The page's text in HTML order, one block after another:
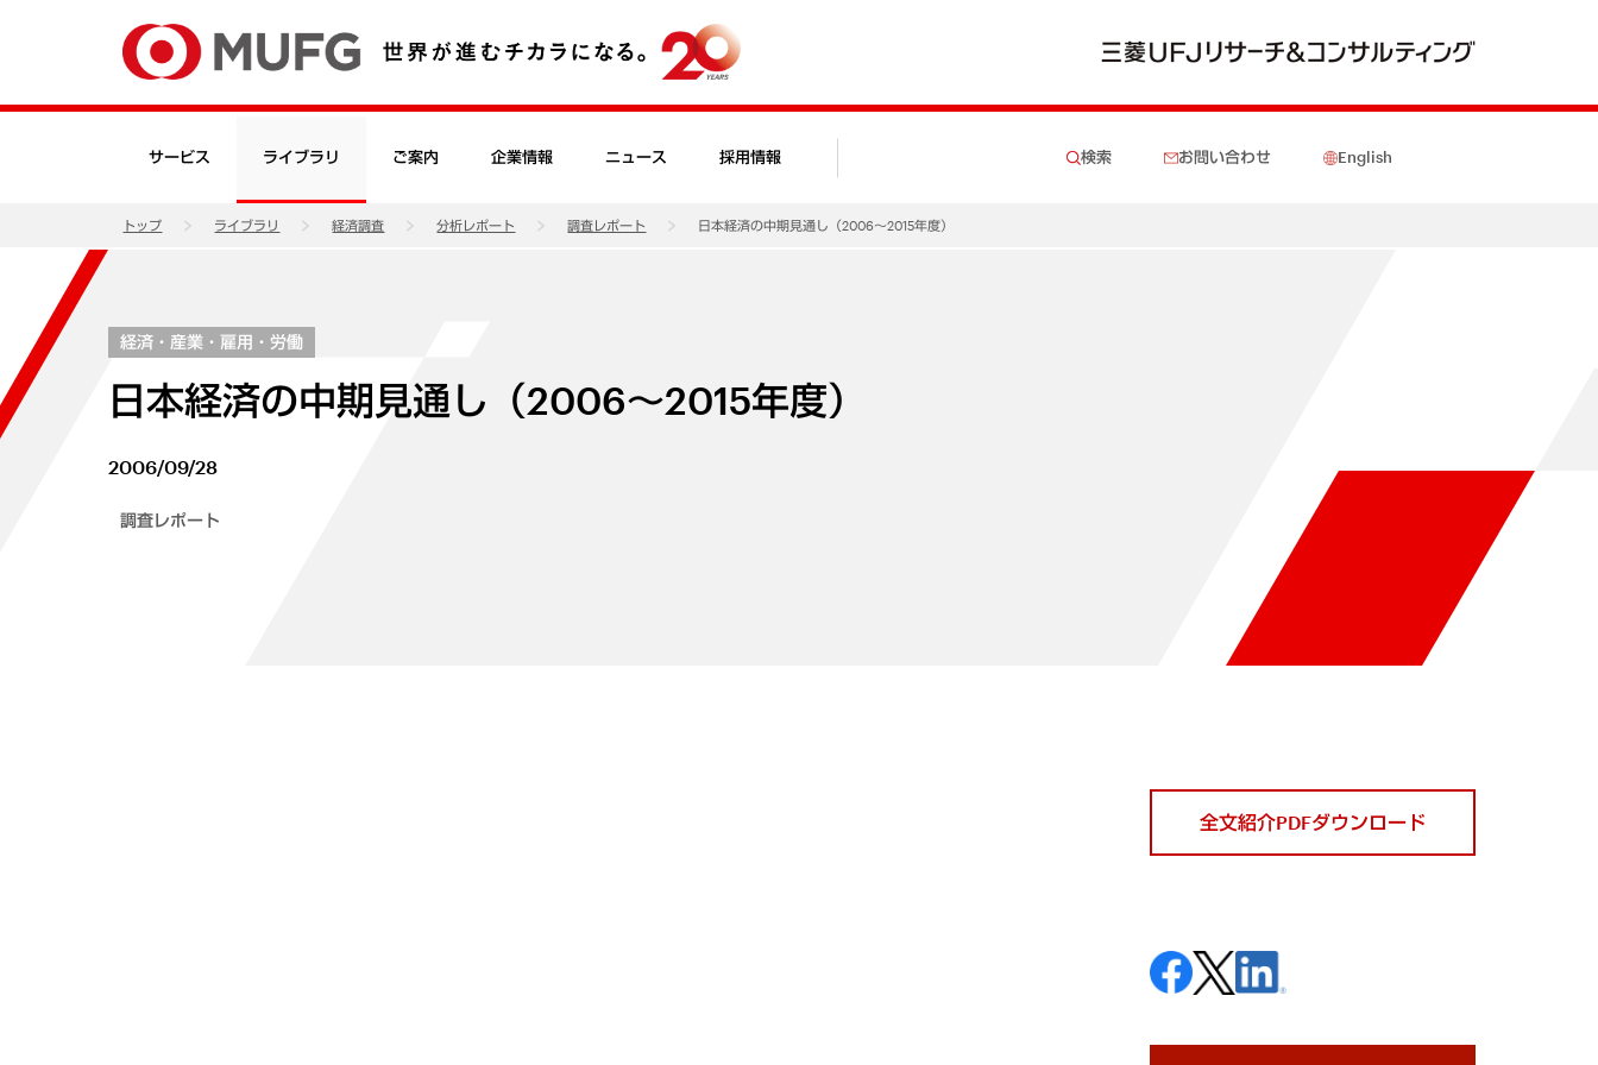
サービス ライブラリ ご案内 企業情報 ニュース 採用情報 検索 お問い合わせ English
トップ ライブラリ 経済調査 分析レポート 調査レポート 日本経済の中期見通し（2006～2015年度）
経済・産業・雇用・労働
日本経済の中期見通し（2006～2015年度）
2006/09/28
調査レポート
全文紹介PDFダウンロード